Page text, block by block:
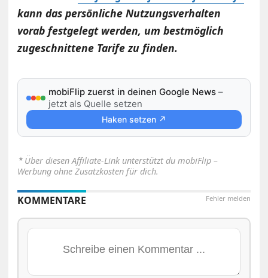
kann das persönliche Nutzungsverhalten
vorab festgelegt werden, um bestmöglich
zugeschnittene Tarife zu finden.
mobiFlip zuerst in deinen Google News –
jetzt als Quelle setzen
Haken setzen ↗
⋆ Über diesen Affiliate-Link unterstützt du mobiFlip –
Werbung ohne Zusatzkosten für dich.
Fehler melden
KOMMENTARE